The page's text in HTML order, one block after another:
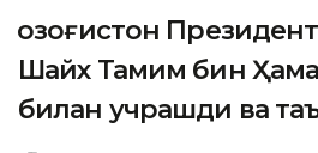
Қозоғистон
Шайх Тамим бин
билан учрашди ва